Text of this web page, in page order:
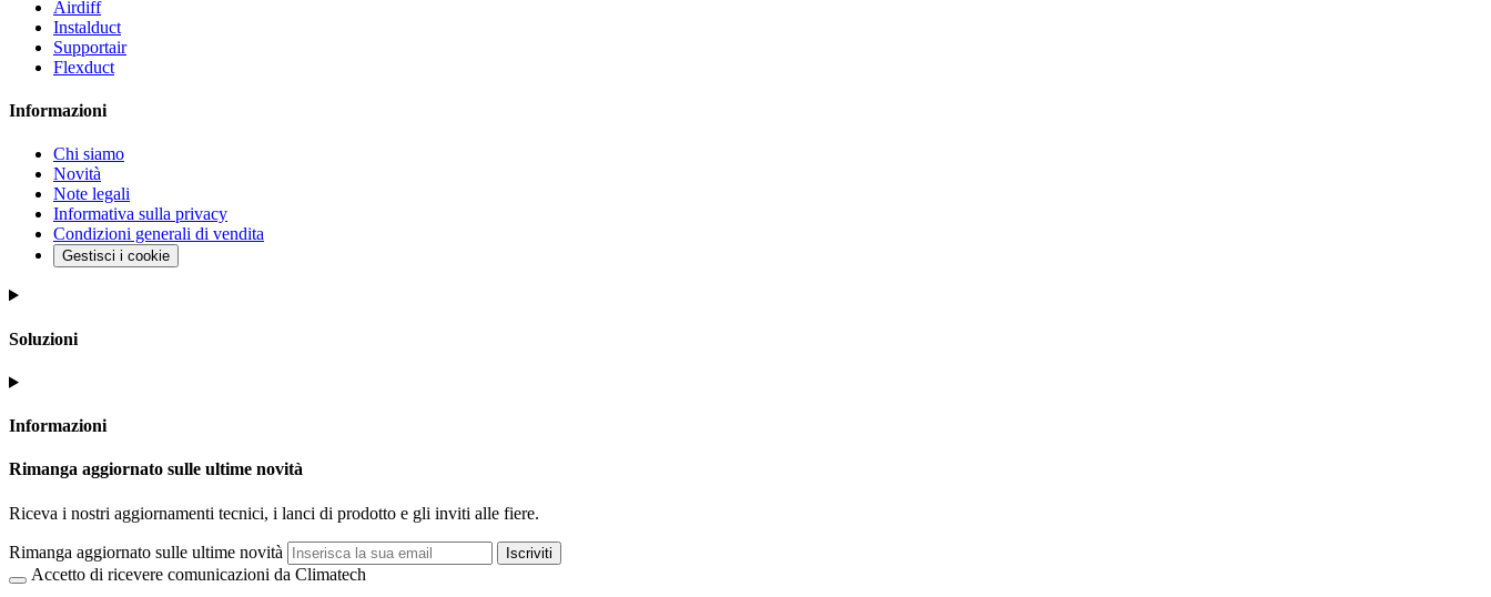
Airdiff
Instalduct
Supportair
Flexduct
Informazioni
Chi siamo
Novità
Note legali
Informativa sulla privacy
Condizioni generali di vendita
Gestisci i cookie
Soluzioni
Informazioni
Rimanga aggiornato sulle ultime novità
Riceva i nostri aggiornamenti tecnici, i lanci di prodotto e gli inviti alle fiere.
Rimanga aggiornato sulle ultime novità Iscriviti
Accetto di ricevere comunicazioni da Climatech